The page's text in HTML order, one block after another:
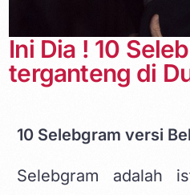
Ini Dia ! 10
terganteng di
10 Selebgram versi
Selebgram adalah